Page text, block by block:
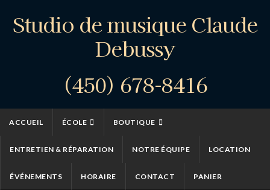
Studio de musique Claude
Debussy
(450) 678-8416
ACCUEIL ÉCOLE BOUTIQUE
ENTRETIEN & RÉPARATION NOTRE ÉQUIPE LOCATION
ÉVÉNEMENTS HORAIRE CONTACT PANIER